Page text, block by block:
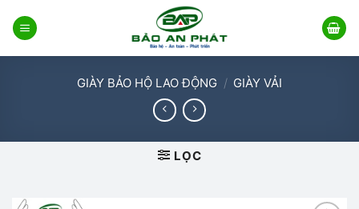
qua
GIÀY BẢO HỘ LAO ĐỘNG / GIÀY VẢI
LỌC